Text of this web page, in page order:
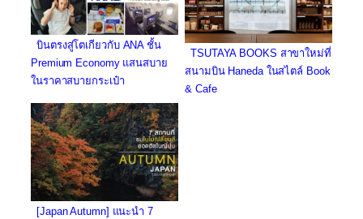
บินตรงสู่โตเกียวกับ ANA ชั้น
Premium Economy แสนสบาย
ในราคาสบายกระเป๋า
TSUTAYA BOOKS สาขาใหม่ที่
สนามบิน Haneda ในสไตล์ Book
& Cafe
[Japan Autumn] แนะนำ 7